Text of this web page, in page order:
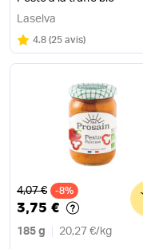
Laselva
Note
4.8 sur 5
(25 avis)
Ancien prix
4,07 € -8%
3,75 €
185 g 20,27 €/ kg